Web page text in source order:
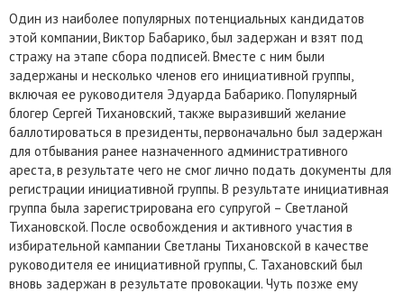
Один из наиболее популярных потенциальных кандидатов
этой компании, Виктор Бабарико, был задержан и взят под
стражу на этапе сбора подписей. Вместе с ним были
задержаны и несколько членов его инициативной группы,
включая ее руководителя Эдуарда Бабарико. Популярный
блогер Сергей Тихановский, также выразивший желание
баллотироваться в президенты, первоначально был задержан
для отбывания ранее назначенного административного
ареста, в результате чего не смог лично подать документы для
регистрации инициативной группы. В результате инициативная
группа была зарегистрирована его супругой – Светланой
Тихановской. После освобождения и активного участия в
избирательной кампании Светланы Тихановской в качестве
руководителя ее инициативной группы, С. Тахановский был
вновь задержан в результате провокации. Чуть позже ему